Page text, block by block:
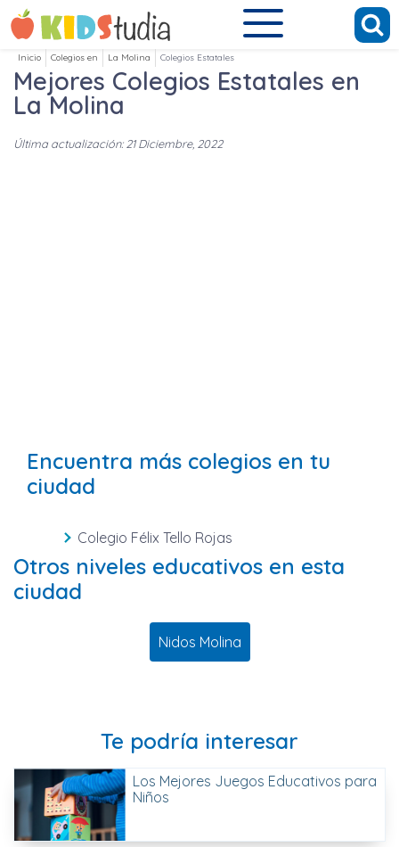
Inicio Colegios en La Molina Colegios Estatales
Mejores Colegios Estatales en
La Molina
Última actualización: 21 Diciembre, 2022
Encuentra más colegios en tu
ciudad
Colegio Félix Tello Rojas
Otros niveles educativos en esta
ciudad
Nidos Molina
Te podría interesar
Los Mejores Juegos Educativos para
Niños